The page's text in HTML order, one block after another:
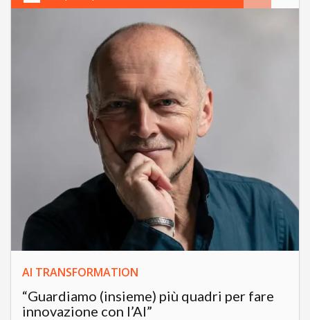
AI TRANSFORMATION
“Guardiamo (insieme) più quadri per fare
innovazione con l’AI”